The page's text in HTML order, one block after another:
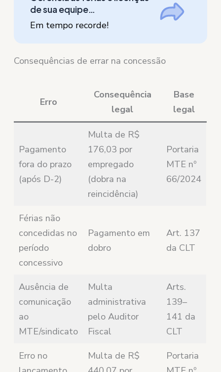
de sua equipe…
Em tempo recorde!
Consequências de errar na concessão
Erro
Consequência
legal
Base
legal
Pagamento
fora do prazo
(após D-2)
Multa de R$
176,03 por
empregado
(dobra na
reincidência)
Portaria
MTE nº
66/2024
Férias não
concedidas no
período
concessivo
Pagamento em
dobro
Art. 137
da CLT
Ausência de
comunicação
ao
MTE/sindicato
Multa
administrativa
pelo Auditor
Fiscal
Arts.
139–
141 da
CLT
Erro no
Multa de R$
Portaria